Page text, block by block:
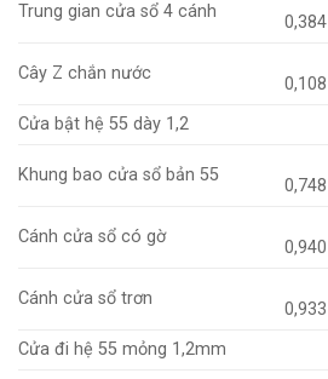
Trung gian cửa sổ 4 cánh
0,384
Cây Z chắn nước
0,108
Cửa bật hệ 55 dày 1,2
Khung bao cửa sổ bản 55
0,748
Cánh cửa sổ có gờ
0,940
Cánh cửa sổ trơn
0,933
Cửa đi hệ 55 mỏng 1,2mm